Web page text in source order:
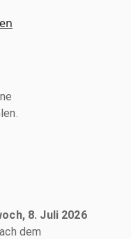
8. Juli 2026
dem